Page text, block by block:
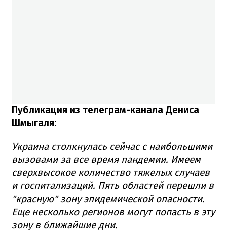
Публикация из телеграм-канала Дениса
Шмыгаля:
Украина столкнулась сейчас с наибольшими
вызовами за все время пандемии. Имеем
сверхвысокое количество тяжелых случаев
и госпитализаций. Пять областей перешли в
"красную" зону эпидемической опасности.
Еще несколько регионов могут попасть в эту
зону в ближайшие дни.